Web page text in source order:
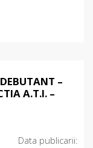
–
A.T.I. –
Data publicarii: